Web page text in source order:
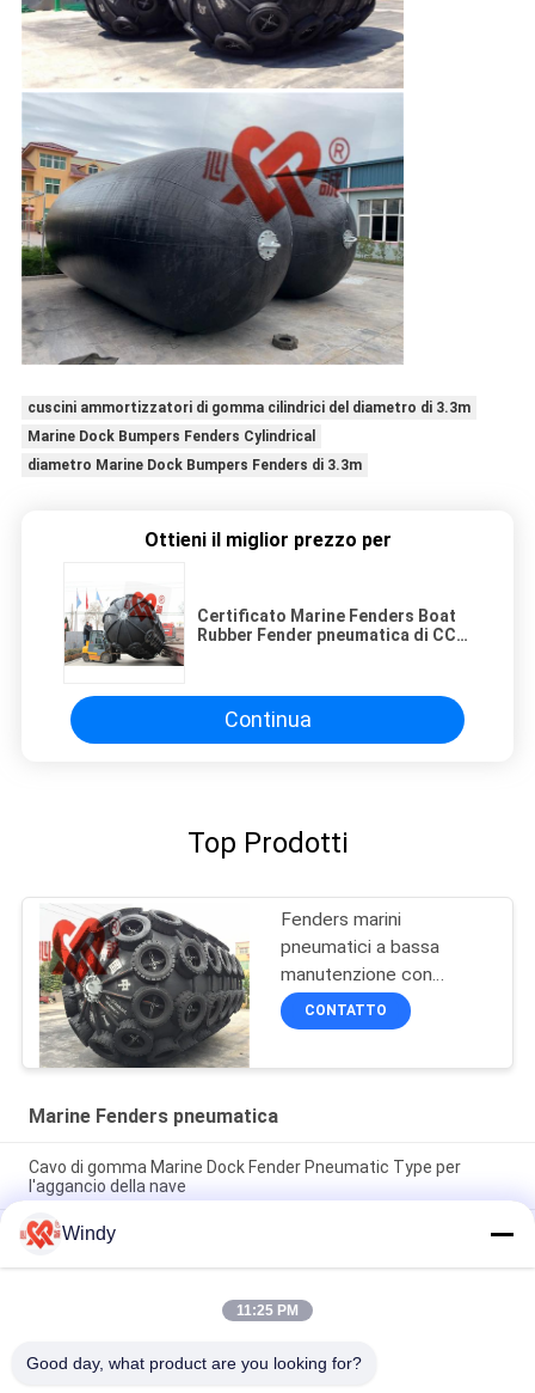
cuscini ammortizzatori di gomma cilindrici del diametro di 3.3m
Marine Dock Bumpers Fenders Cylindrical
diametro Marine Dock Bumpers Fenders di 3.3m
Ottieni il miglior prezzo per
Certificato Marine Fenders Boat
Rubber Fender pneumatica di CCS
Continua
Top Prodotti
Fenders marini
pneumatici a bassa
manutenzione con
elevata durata in nero
CONTATTO
Marine Fenders pneumatica
Cavo di gomma Marine Dock Fender Pneumatic Type per
l'aggancio della nave
Cuscini ammortizzatori gonfiabili ad alta resistenza della
barca, cuscini ammortizzatori di gomma di Yokohama per i
bacini
SGS Marine Fenders Tyres Type Completely pneumatica di
Windy
11:25 PM
Good day, what product are you looking for?